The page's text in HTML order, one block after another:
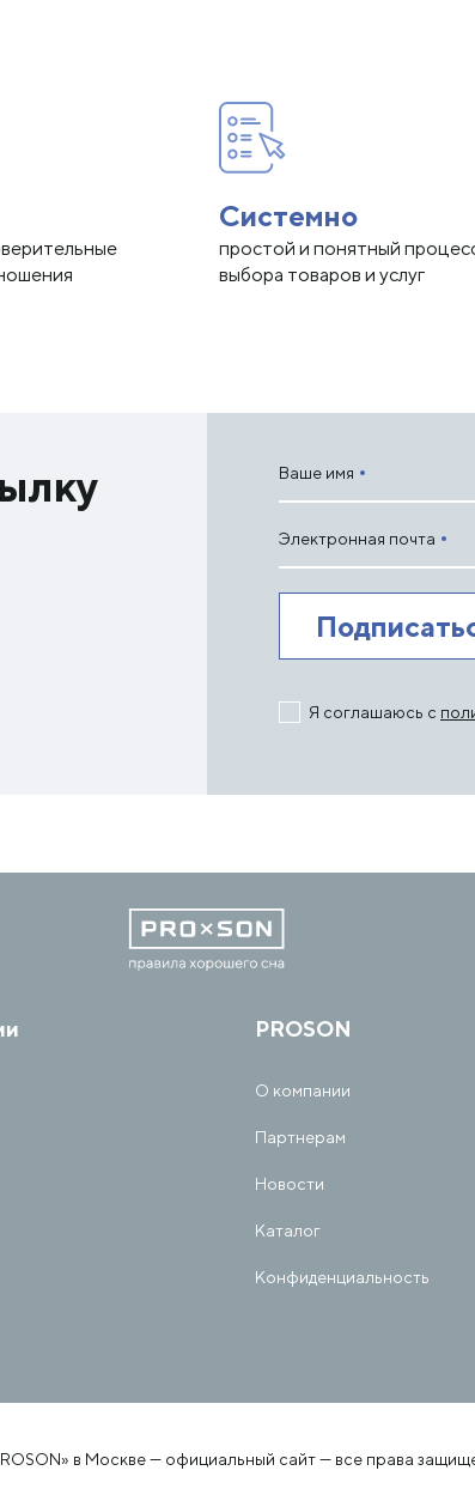
Системно
простой и понятный
выбора товаров и услуг
Ваше имя
Электронная почта
Я соглашаюсь с
PROSON
О компании
Партнерам
Новости
Каталог
Конфиденциальность
в Москве — официальный сайт — все права